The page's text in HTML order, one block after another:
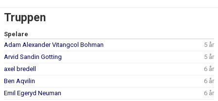
BILDGALLERI
DOKUMENT
KONTAKT
Truppen
Spelare
Adam Alexander Vitangcol Bohman
5 år
Arvid Sandin Gotting
5 år
axel bredell
6 år
Ben Aqvilin
6 år
Emil Egeryd Neuman
6 år